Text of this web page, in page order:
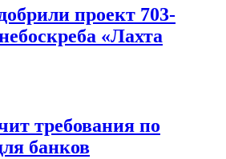
проект 703-
«Лахта
требования по
банков